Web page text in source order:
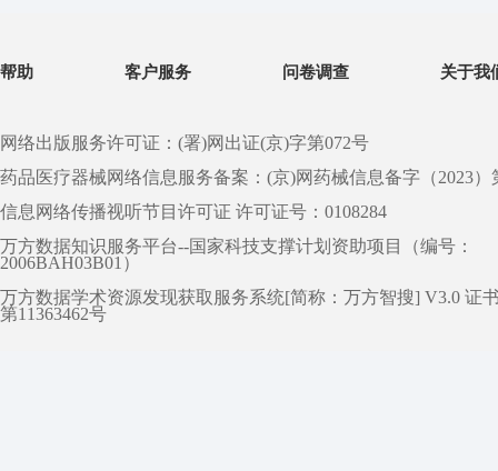
帮助 客户服务 问卷调查 关于我
网络出版服务许可证：(署)网出证(京)字第072号
药品医疗器械网络信息服务备案：(京)网药械信息备字（2023）
信息网络传播视听节目许可证 许可证号：0108284
万方数据知识服务平台--国家科技支撑计划资助项目（编号：
2006BAH03B01）
万方数据学术资源发现获取服务系统[简称：万方智搜] V3.0 证
第11363462号